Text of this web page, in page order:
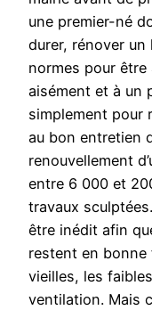
une premier-né
durer, rénover
normes pour être
aisément et à un
simplement pour
au bon entretien
renouvellement
entre 6 000 et
travaux
être inédit afin
restent en bonne
vieilles, les
ventilation. Mais